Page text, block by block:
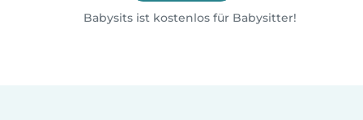
Babysits ist kostenlos für Babysitter!